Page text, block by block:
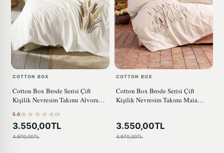
COTTON BOX
Cotton Box Brode Serisi Çift
Kişilik Nevresim Takımı Alvora
5.0 (1)
3.550,00TL
4.970,00TL
COTTON BOX
Cotton Box Brode Serisi Çift
Kişilik Nevresim Takımı Maia
3.550,00TL
4.970,00TL